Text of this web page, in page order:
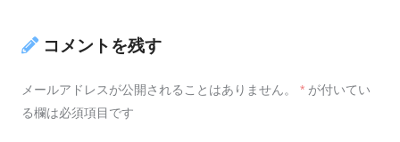
コメントを残す
メールアドレスが公開されることはありません。 * が付いてい
る欄は必須項目です